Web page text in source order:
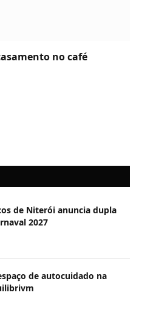
no café
de Niterói anuncia dupla
2027
de autocuidado na